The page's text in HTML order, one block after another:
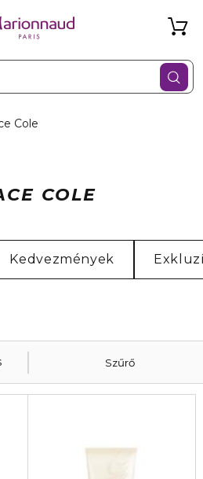
Cole
COLE
Kedvezmények
Szűrő